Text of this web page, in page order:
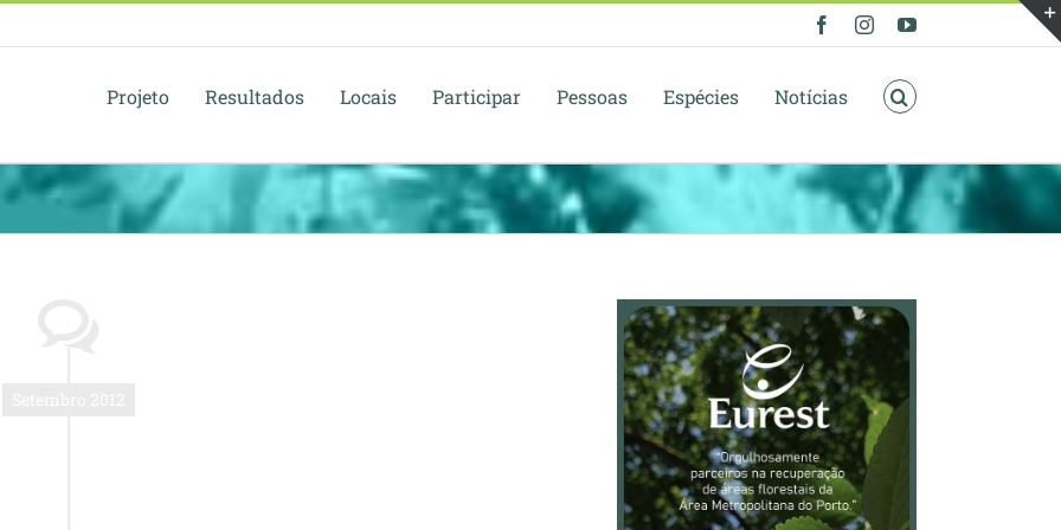
FacebookInstagramYouTube
Projeto Resultados Locais Participar Pessoas Espécies Notícias